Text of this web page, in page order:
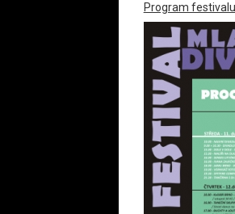
Program